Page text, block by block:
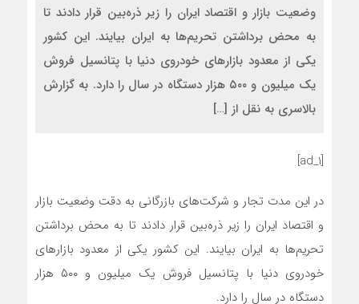
وضعیت بازار و اقتصاد ایران را زیر ذره‌بین قرار دادند تا
به محض برداشتن تحریم‌ها به ایران بیایند. این کشور
یکی از معدود بازارهای خودروی دنیا با پتانسیل فروش
یک میلیون و ۵۰۰ هزار دستگاه در سال را دارد. به گزارش
بالاسری به نقل از […]
[ad_1]
در این مدت تجار و شرکت‌های بازرگانی به دقت وضعیت بازار
و اقتصاد ایران را زیر ذره‌بین قرار دادند تا به محض برداشتن
تحریم‌ها به ایران بیایند. این کشور یکی از معدود بازارهای
خودروی دنیا با پتانسیل فروش یک میلیون و ۵۰۰ هزار
دستگاه در سال را دارد.